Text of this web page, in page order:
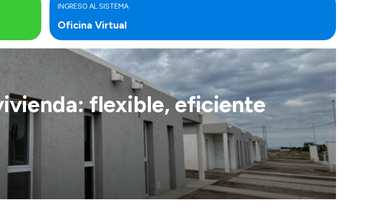
Oficina Virtual
INGRESO AL SISTEMA
flexible, eficiente